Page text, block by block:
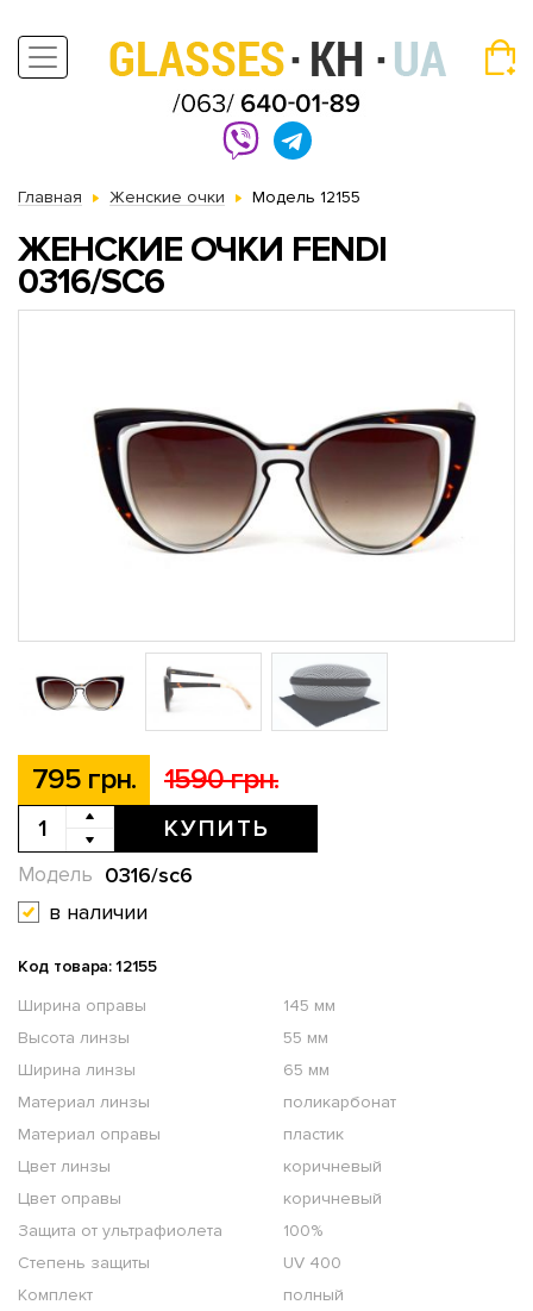
Главная Женские очки Модель 12155
ЖЕНСКИЕ ОЧКИ FENDI
0316/SC6
795 грн. 1590 грн.
КУПИТЬ
0316/sc6
Модель
в наличии
Код товара: 12155
Ширина оправы
145 мм
Высота линзы
55 мм
Ширина линзы
65 мм
Материал линзы
поликарбонат
Материал оправы
пластик
Цвет линзы
коричневый
Цвет оправы
коричневый
Защита от ультрафиолета
100%
Степень защиты
UV 400
Комплект
полный